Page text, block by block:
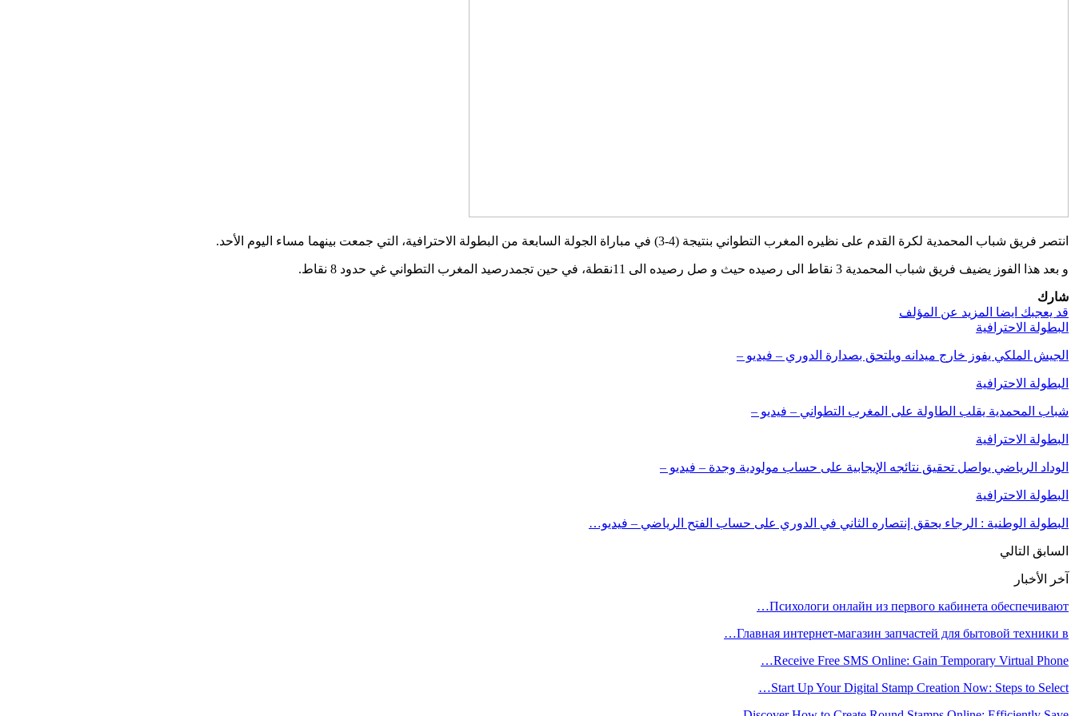
انتصر فريق شباب المحمدية لكرة القدم على نظيره المغرب التطواني بنتيجة (4-3) في مباراة الجولة السابعة من البطولة الاحترافية، التي جمعت بينهما مساء اليوم الأحد.
و بعد هذا الفوز يضيف فريق شباب المحمدية 3 نقاط الى رصيده حيث و صل رصيده الى 11نقطة، في حين تجمدرصيد المغرب التطواني غي حدود 8 نقاط.
شارك
قد يعجبك ايضا المزيد عن المؤلف
البطولة الاحترافية
الجيش الملكي يفوز خارج ميدانه ويلتحق بصدارة الدوري – فيديو –
البطولة الاحترافية
شباب المحمدية يقلب الطاولة على المغرب التطواني – فيديو –
البطولة الاحترافية
الوداد الرياضي يواصل تحقيق نتائجه الإيجابية على حساب مولودية وجدة – فيديو –
البطولة الاحترافية
البطولة الوطنية : الرجاء يحقق إنتصاره الثاني في الدوري على حساب الفتح الرياضي – فيديو…
السابق التالي
آخر الأخبار
Психологи онлайн из первого кабинета обеспечивают…
Главная интернет-магазин запчастей для бытовой техники в…
Receive Free SMS Online: Gain Temporary Virtual Phone…
Start Up Your Digital Stamp Creation Now: Steps to Select…